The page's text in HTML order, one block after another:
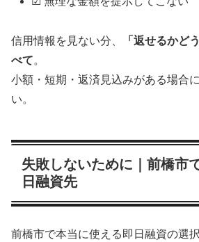
信用情報を見ない分、
「返せるかど
べて。
小額・短期・返済見込みがある場合
い。
失敗しないために｜前橋市
日融資先
前橋市で本当に使える即日融資の選択